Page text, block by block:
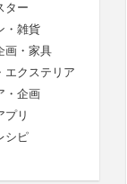
ター
・雑貨
画・家具
エクステリア
・企画
プリ
シピ